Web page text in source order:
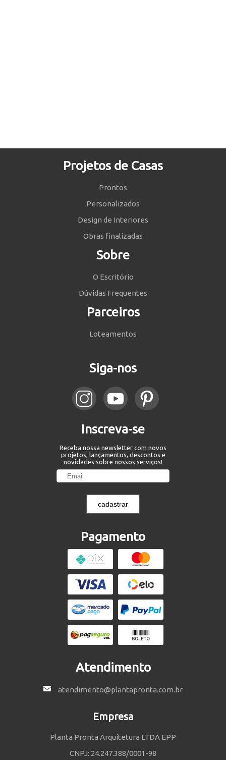
Projetos de Casas
Prontos
Personalizados
Design de Interiores
Obras finalizadas
Sobre
O Escritório
Dúvidas Frequentes
Parceiros
Loteamentos
Siga-nos
Inscreva-se
Receba nossa newsletter com novos
projetos, lançamentos, descontos e
novidades sobre nossos serviços!
cadastrar
Pagamento
Atendimento
atendimento@plantapronta.com.br
Empresa
Planta Pronta Arquitetura LTDA EPP
CNPJ: 24.247.388/0001-98